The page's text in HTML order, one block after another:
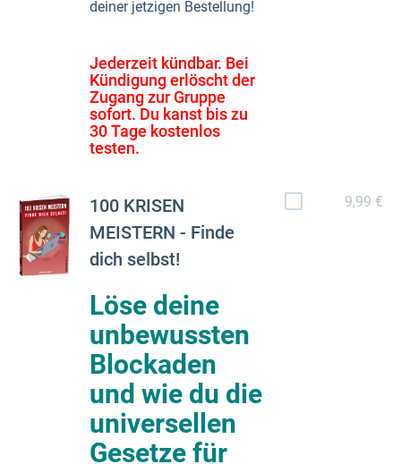
deiner jetzigen Bestellung!
Jederzeit kündbar. Bei
Kündigung erlöscht der
Zugang zur Gruppe
sofort. Du kanst bis zu
30 Tage kostenlos
testen.
100 KRISEN
MEISTERN - Finde
dich selbst!
Löse deine
unbewussten
Blockaden
und wie du die
universellen
Gesetze für
9,99 €